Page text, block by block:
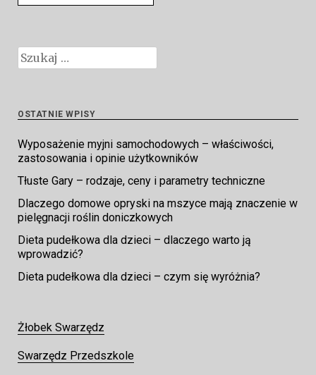
Szukaj:
OSTATNIE WPISY
Wyposażenie myjni samochodowych – właściwości,
zastosowania i opinie użytkowników
Tłuste Gary – rodzaje, ceny i parametry techniczne
Dlaczego domowe opryski na mszyce mają znaczenie w
pielęgnacji roślin doniczkowych
Dieta pudełkowa dla dzieci – dlaczego warto ją
wprowadzić?
Dieta pudełkowa dla dzieci – czym się wyróżnia?
Żłobek Swarzędz
Swarzędz Przedszkole